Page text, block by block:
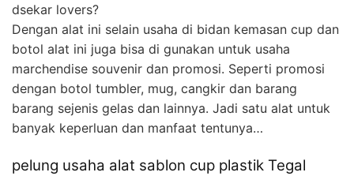
dsekar lovers?
Dengan alat ini selain usaha di bidan kemasan cup dan
botol alat ini juga bisa di gunakan untuk usaha
marchendise souvenir dan promosi. Seperti promosi
dengan botol tumbler, mug, cangkir dan barang
barang sejenis gelas dan lainnya. Jadi satu alat untuk
banyak keperluan dan manfaat tentunya…
pelung usaha alat sablon cup plastik Tegal